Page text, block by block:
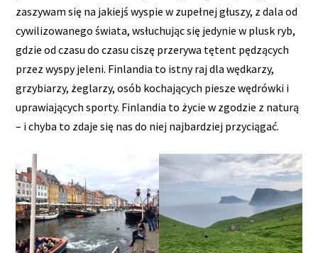
zaszywam się na jakiejś wyspie w zupełnej głuszy, z dala od
cywilizowanego świata, wsłuchując się jedynie w plusk ryb,
gdzie od czasu do czasu ciszę przerywa tętent pędzących
przez wyspy jeleni. Finlandia to istny raj dla wędkarzy,
grzybiarzy, żeglarzy, osób kochających piesze wędrówki i
uprawiających sporty. Finlandia to życie w zgodzie z naturą
– i chyba to zdaje się nas do niej najbardziej przyciągać.